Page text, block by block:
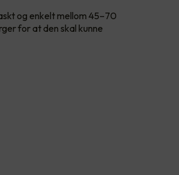
og enkelt mellom 45–70
for at den skal kunne